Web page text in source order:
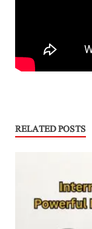
RELATED POSTS